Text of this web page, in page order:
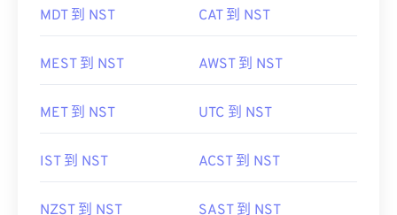
MDT 到 NST CAT 到 NST
MEST 到 NST AWST 到 NST
MET 到 NST UTC 到 NST
IST 到 NST ACST 到 NST
NZST 到 NST SAST 到 NST